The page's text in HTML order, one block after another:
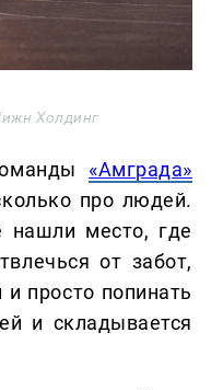
Холдинг
«Амграда»
про людей.
нашли место, где
от забот,
и просто попинать
и складывается